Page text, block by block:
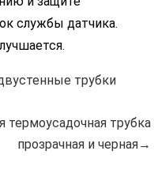
службы датчика.
трубки
термоусадочная трубка
прозрачная и черная→